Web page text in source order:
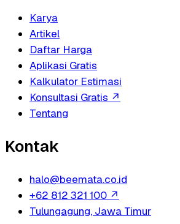
Karya
Artikel
Daftar Harga
Aplikasi Gratis
Kalkulator Estimasi
Konsultasi Gratis ↗
Tentang
Kontak
halo@beemata.co.id
+62 812 321 100 ↗
Tulungagung, Jawa Timur